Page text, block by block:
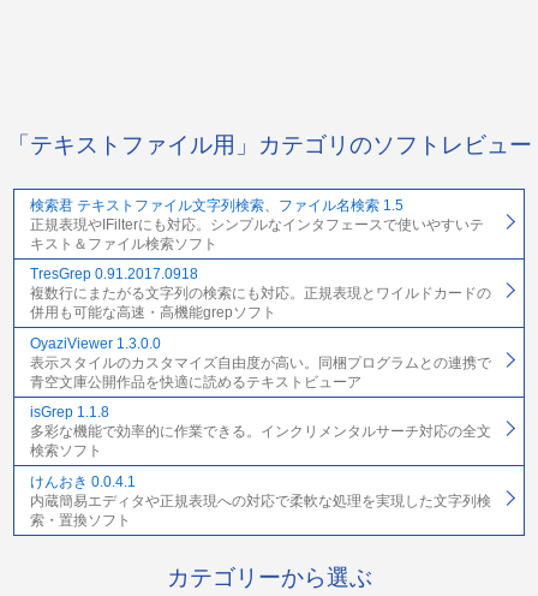
「テキストファイル用」カテゴリのソフトレビュー
検索君 テキストファイル文字列検索、ファイル名検索 1.5
正規表現やIFilterにも対応。シンプルなインタフェースで使いやすいテ
キスト＆ファイル検索ソフト
TresGrep 0.91.2017.0918
複数行にまたがる文字列の検索にも対応。正規表現とワイルドカードの
併用も可能な高速・高機能grepソフト
OyaziViewer 1.3.0.0
表示スタイルのカスタマイズ自由度が高い。同梱プログラムとの連携で
青空文庫公開作品を快適に読めるテキストビューア
isGrep 1.1.8
多彩な機能で効率的に作業できる。インクリメンタルサーチ対応の全文
検索ソフト
けんおき 0.0.4.1
内蔵簡易エディタや正規表現への対応で柔軟な処理を実現した文字列検
索・置換ソフト
カテゴリーから選ぶ